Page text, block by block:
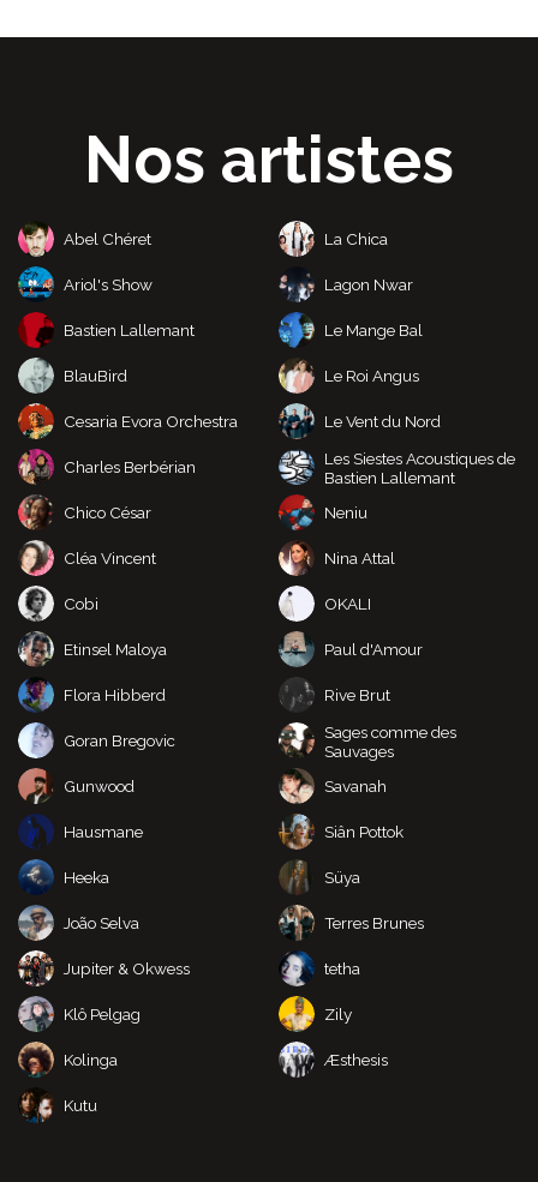
Nos artistes
Abel Chéret
Ariol's Show
Bastien Lallemant
BlauBird
Cesaria Evora Orchestra
Charles Berbérian
Chico César
Cléa Vincent
Cobi
Etinsel Maloya
Flora Hibberd
Goran Bregovic
Gunwood
Hausmane
Heeka
João Selva
Jupiter & Okwess
Klô Pelgag
Kolinga
Kutu
La Chica
Lagon Nwar
Le Mange Bal
Le Roi Angus
Le Vent du Nord
Les Siestes Acoustiques de
Bastien Lallemant
Neniu
Nina Attal
OKALI
Paul d'Amour
Rive Brut
Sages comme des
Sauvages
Savanah
Siân Pottok
Süya
Terres Brunes
tetha
Zily
Æsthesis